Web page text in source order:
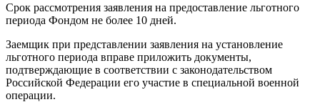
Срок рассмотрения заявления на предоставление льготного
периода Фондом не более 10 дней.
Заемщик при представлении заявления на установление
льготного периода вправе приложить документы,
подтверждающие в соответствии с законодательством
Российской Федерации его участие в специальной военной
операции.